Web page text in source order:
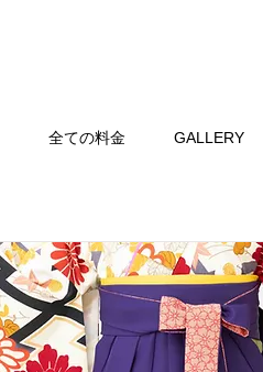
全ての料金 GALLERY